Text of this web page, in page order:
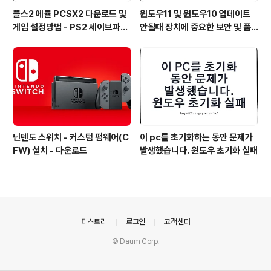
플스2 에뮬 PCSX2 다운로드 및
게임 설정방법 - PS2 세이브파일
윈도우11 및 윈도우10 업데이트
안될때 장치에 중요한 보안 및 품
닌텐도 스위치 - 커스텀 펌웨어(C
FW) 설치 - 다운로드
이 pc를 초기화하는 동안 문제가
발생했습니다. 윈도우 초기화 실패
티스토리 로그인 고객센터
© Daum Corp.